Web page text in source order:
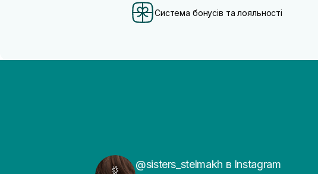
Система бонусів та лояльності
@sisters_stelmakh в Instagram